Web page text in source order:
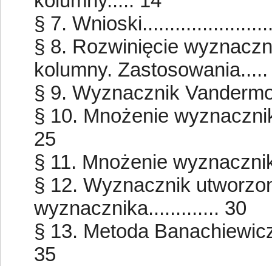
§ 7.
§ 8. Rozwinięcie
kolumny.
§ 9. Wyznacznik
§ 10. Mnożenie
25
§ 11. Mnożenie
§ 12. Wyznacznik
wyznacznika............. 30
§ 13. Metoda
35